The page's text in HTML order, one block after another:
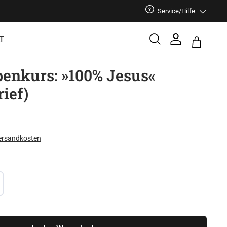
Service/Hilfe
»100% Jesus«
Gib den gewünschten Wert ein oder